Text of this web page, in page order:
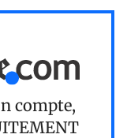
compte,